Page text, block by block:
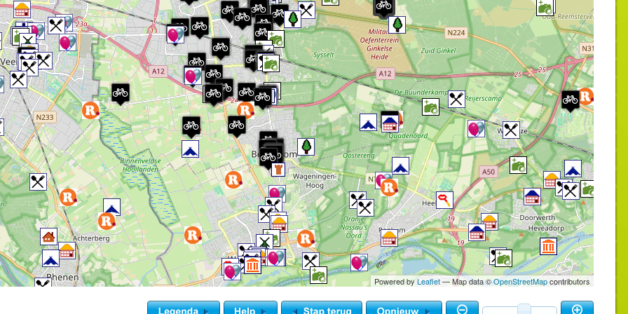
Powered byLeaflet— Map data ©OpenStreetMapcontributors